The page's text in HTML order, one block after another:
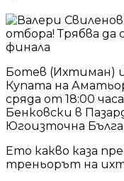
Ботев (Ихтиман)
Купата на
сряда от 18:00
Бенковски в
Югоизточна
Ето какво каза
треньорът на